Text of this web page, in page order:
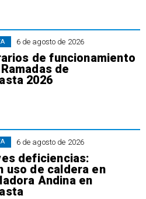
6 de agosto de 2026
de funcionamiento
de
2026
6 de agosto de 2026
deficiencias:
uso de caldera en
Andina en